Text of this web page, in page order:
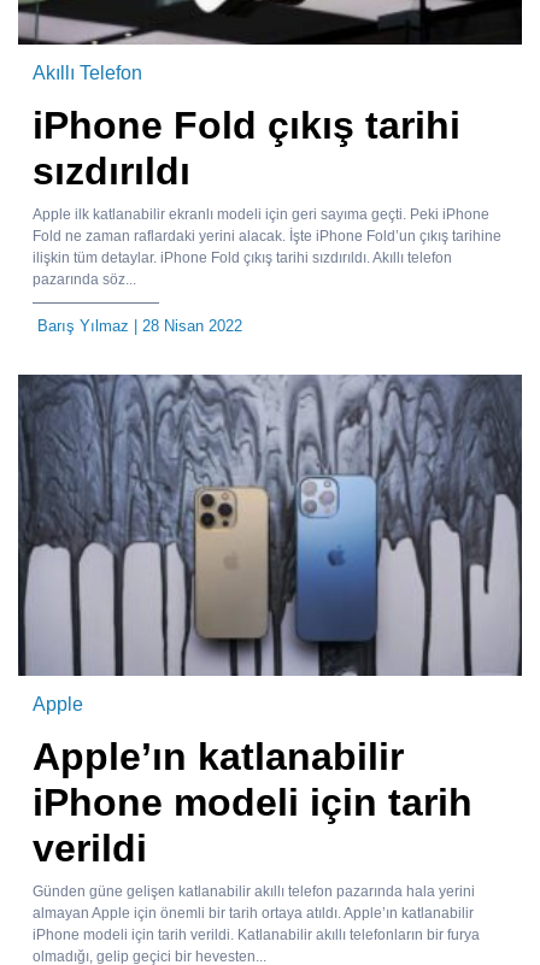
Akıllı Telefon
iPhone Fold çıkış tarihi
sızdırıldı
Apple ilk katlanabilir ekranlı modeli için geri sayıma geçti. Peki iPhone
Fold ne zaman raflardaki yerini alacak. İşte iPhone Fold’un çıkış tarihine
ilişkin tüm detaylar. iPhone Fold çıkış tarihi sızdırıldı. Akıllı telefon
pazarında söz...
Barış Yılmaz | 28 Nisan 2022
Apple
Apple’ın katlanabilir
iPhone modeli için tarih
verildi
Günden güne gelişen katlanabilir akıllı telefon pazarında hala yerini
almayan Apple için önemli bir tarih ortaya atıldı. Apple’ın katlanabilir
iPhone modeli için tarih verildi. Katlanabilir akıllı telefonların bir furya
olmadığı, gelip geçici bir hevesten...